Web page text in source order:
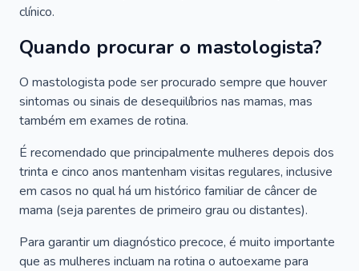
clínico.
Quando procurar o mastologista?
O mastologista pode ser procurado sempre que houver
sintomas ou sinais de desequilíbrios nas mamas, mas
também em exames de rotina.
É recomendado que principalmente mulheres depois dos
trinta e cinco anos mantenham visitas regulares, inclusive
em casos no qual há um histórico familiar de câncer de
mama (seja parentes de primeiro grau ou distantes).
Para garantir um diagnóstico precoce, é muito importante
que as mulheres incluam na rotina o autoexame para